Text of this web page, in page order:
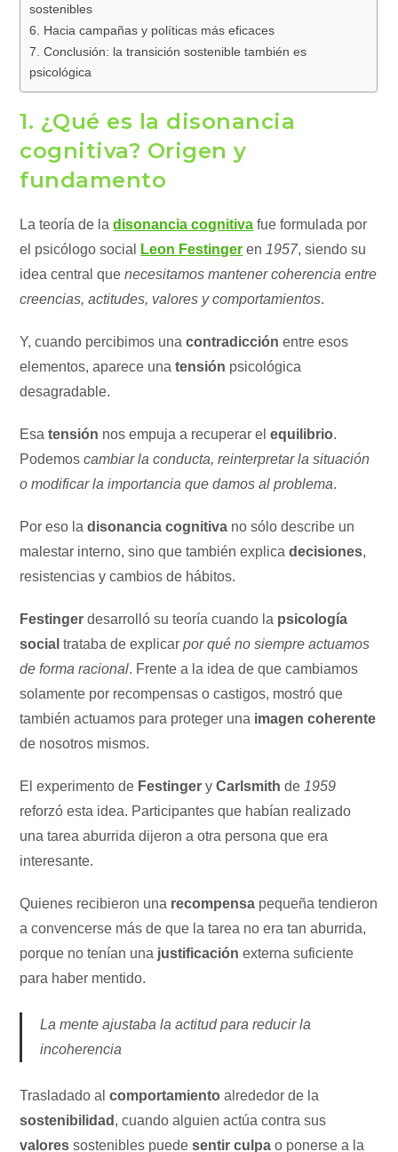
sostenibles
6. Hacia campañas y políticas más eficaces
7. Conclusión: la transición sostenible también es
psicológica
1. ¿Qué es la disonancia
cognitiva? Origen y
fundamento
La teoría de ladisonancia cognitiva fue formulada por
el psicólogo social
Leon Festinger en 1957, siendo su
idea central quenecesitamos mantener coherencia entre
creencias, actitudes, valores y comportamientos.
Y, cuando percibimos unacontradicción entre esos
elementos, aparece unatensión psicológica
desagradable.
Esatensión nos empuja a recuperar el equilibrio.
Podemoscambiar la conducta, reinterpretar la situación
o modificar la importancia que damos al problema.
Por eso ladisonancia cognitiva no sólo describe un
malestar interno, sino que también explicadecisiones,
resistencias y cambios de hábitos.
Festinger desarrolló su teoría cuando la psicología
social trataba de explicarpor qué no siempre actuamos
de forma racional. Frente a la idea de que cambiamos
solamente por recompensas o castigos, mostró que
también actuamos para proteger una imagen coherente
de nosotros mismos.
El experimento de Festinger yCarlsmith de 1959
reforzó esta idea. Participantes que habían realizado
una tarea aburrida dijeron a otra persona que era
interesante.
Quienes recibieron una recompensa pequeña tendieron
a convencerse más de que la tarea no era tan aburrida,
porque no tenían una justificación externa suficiente
para haber mentido.
La mente ajustaba la actitud para reducir la
incoherencia
Trasladado alcomportamiento alrededor de la
sostenibilidad , cuando alguien actúa contra sus
valores sostenibles puedesentir culpa o ponerse a la